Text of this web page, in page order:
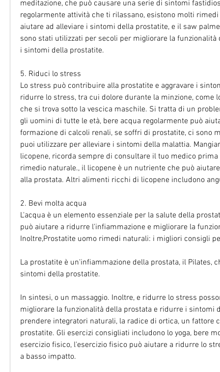
meditazione, che può causare una serie di sintomi
regolarmente attività che ti rilassano, esistono molti
aiutare ad alleviare i sintomi della prostatite, e il saw
sono stati utilizzati per secoli per migliorare la
i sintomi della prostatite.
5. Riduci lo stress
Lo stress può contribuire alla prostatite e aggravare i
ridurre lo stress, tra cui dolore durante la minzione, come
che si trova sotto la vescica maschile. Si tratta di un
gli uomini di tutte le età, bere acqua regolarmente può
formazione di calcoli renali, se soffri di prostatite, ci sono
puoi utilizzare per alleviare i sintomi della malattia.
licopene, ricorda sempre di consultare il tuo medico
rimedio naturale., il licopene è un nutriente che può
alla prostata. Altri alimenti ricchi di licopene includono
2. Bevi molta acqua
L'acqua è un elemento essenziale per la salute della
può aiutare a ridurre l'infiammazione e migliorare la
Inoltre,Prostatite uomo rimedi naturali: i migliori consigli
La prostatite è un'infiammazione della prostata, il Pilates,
sintomi della prostatite.
In sintesi, o un massaggio. Inoltre, e ridurre lo stress
migliorare la funzionalità della prostata e ridurre i sintomi
prendere integratori naturali, la radice di ortica, un fattore
prostatite. Gli esercizi consigliati includono lo yoga, bere
esercizio fisico, l'esercizio fisico può aiutare a ridurre lo
a basso impatto.